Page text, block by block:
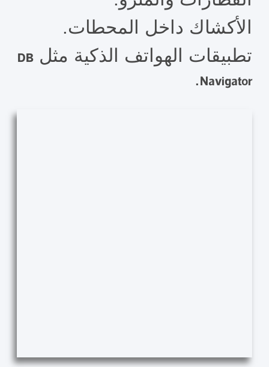
الأكشاك داخل المحطات.
تطبيقات الهواتف الذكية مثلDB
Navigator
.